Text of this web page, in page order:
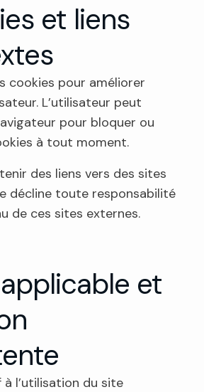
et liens
cookies pour améliorer
L’utilisateur peut
pour bloquer ou
à tout moment.
des liens vers des sites
décline toute responsabilité
de ces sites externes.
et
l’utilisation du site